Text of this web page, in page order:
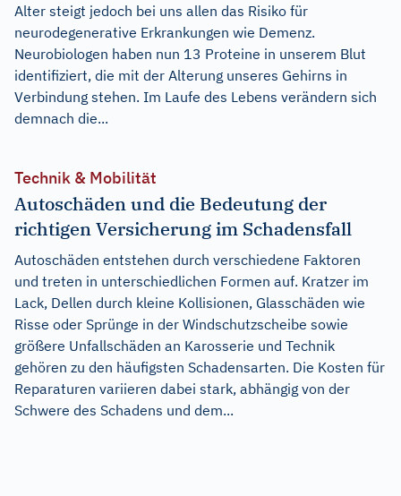
Alter steigt jedoch bei uns allen das Risiko für
neurodegenerative Erkrankungen wie Demenz.
Neurobiologen haben nun 13 Proteine in unserem Blut
identifiziert, die mit der Alterung unseres Gehirns in
Verbindung stehen. Im Laufe des Lebens verändern sich
demnach die...
Technik & Mobilität
Autoschäden und die Bedeutung der
richtigen Versicherung im Schadensfall
Autoschäden entstehen durch verschiedene Faktoren
und treten in unterschiedlichen Formen auf. Kratzer im
Lack, Dellen durch kleine Kollisionen, Glasschäden wie
Risse oder Sprünge in der Windschutzscheibe sowie
größere Unfallschäden an Karosserie und Technik
gehören zu den häufigsten Schadensarten. Die Kosten für
Reparaturen variieren dabei stark, abhängig von der
Schwere des Schadens und dem...